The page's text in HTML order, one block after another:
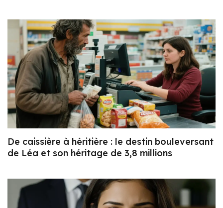
De caissière à héritière : le destin bouleversant
de Léa et son héritage de 3,8 millions